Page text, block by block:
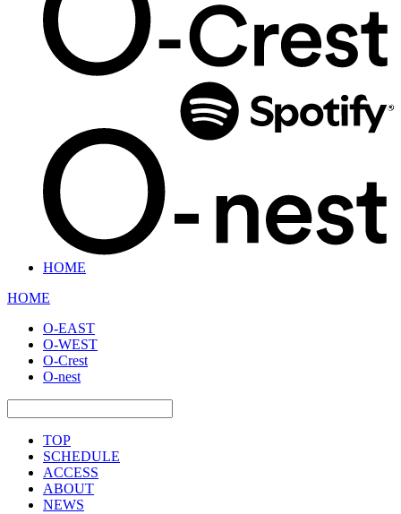
HOME
HOME
O-EAST
O-WEST
O-Crest
O-nest
TOP
SCHEDULE
ACCESS
ABOUT
NEWS